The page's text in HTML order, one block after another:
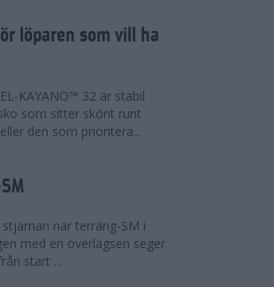
löparen som vill ha
KAYANO™ 32 är stabil
som sitter skönt runt
den som prioritera...
när terräng-SM i
med en överlägsen seger
start ...